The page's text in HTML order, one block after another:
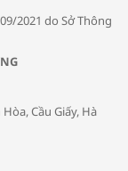
tránh bệnh
tiết giao mùa
2021 do Sở Thông
Cầu Giấy, Hà